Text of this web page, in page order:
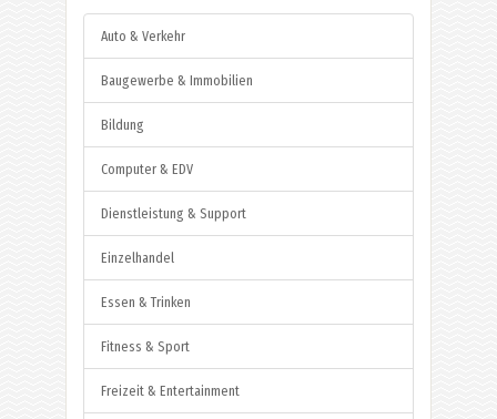
Auto & Verkehr
Baugewerbe & Immobilien
Bildung
Computer & EDV
Dienstleistung & Support
Einzelhandel
Essen & Trinken
Fitness & Sport
Freizeit & Entertainment